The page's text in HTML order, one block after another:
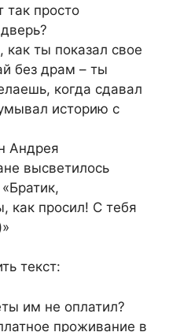
так просто
как ты показал свое
без драм – ты
когда сдавал
историю с
Андрея
высветилось
как просил! С тебя
текст:
им не оплатил?
проживание в